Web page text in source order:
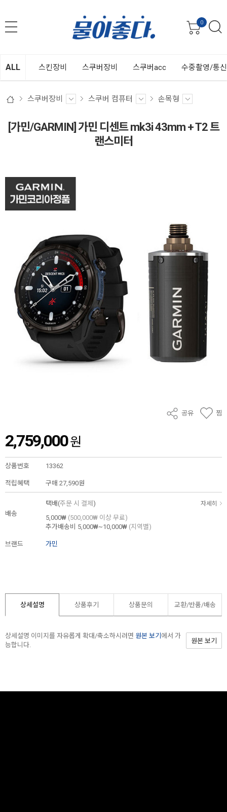
0
ALL 스킨장비 스쿠버장비 스쿠버acc 수중촬영/통
스쿠버장비 스쿠버 컴퓨터 손목형
[가민/GARMIN] 가민 디센트 mk3i 43mm + T2 트
랜스미터
공유 찜
2,759,000원
상품번호 13362
적립혜택 구매 27,590원
배송
택배(주문 시 결제 ) 자세히
5,000₩ (500,000₩ 이상 무료)
추가배송비
5,000₩~10,000₩ (지역별)
브랜드 가민
상세설명 상품후기 상품문의 교환/반품/배송
상세설명 이미지를 자유롭게 확대/축소하시려면 원본 보기 에서 가
능합니다.
원본 보기